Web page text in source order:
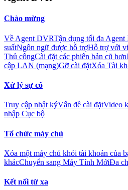
Chào mừng
Về Agent DVRTận dụng tối đa Agent
suấtNgôn ngữ được hỗ trợHỗ trợ với
Thủ côngCài đặt các phiên bản cũ hơn
cập LAN (mạng)Gỡ cài đặtXóa Tài
Xử lý sự cố
Truy cập nhật kýVấn đề cài đặtVideo
nhập Cục bộ
Tổ chức máy chủ
Xóa một máy chủ khỏi tài khoản của
khácChuyển sang Máy Tính MớiĐa
Kết nối từ xa